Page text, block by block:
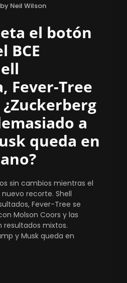
Neil Wilson
el botón
BCE
Fever-Tree
a
queda en
sin cambios mientras el
recorte. Shell
Fever-Tree se
Molson Coors y las
mixtos.
y Musk queda en